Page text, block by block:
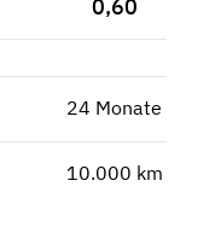
0,60
24 Monate
10.000 km